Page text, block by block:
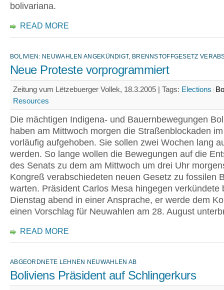
bolivariana.
READ MORE
BOLIVIEN: NEUWAHLEN ANGEKÜNDIGT, BRENNSTOFFGESETZ
Neue Proteste vorprogrammiert
Zeitung vum Lëtzebuerger Vollek, 18.3.2005 | Tags: Elections
Resources
Die mächtigen Indigena- und Bauernbewegungen
haben am Mittwoch morgen die Straßenblockaden
vorläufig aufgehoben. Sie sollen zwei Wochen lang
werden. So lange wollen die Bewegungen auf die
des Senats zu dem am Mittwoch um drei Uhr
Kongreß verabschiedeten neuen Gesetz zu fossilen
warten. Präsident Carlos Mesa hingegen verkündete
Dienstag abend in einer Ansprache, er werde dem
einen Vorschlag für Neuwahlen am 28. August
READ MORE
ABGEORDNETE LEHNEN NEUWAHLEN AB
Boliviens Präsident auf Schlingerkurs